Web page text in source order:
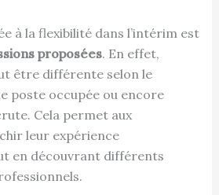
à la flexibilité dans l’intérim est
proposées. En effet,
être différente selon le
poste occupée ou encore
Cela permet aux
leur expérience
en découvrant différents